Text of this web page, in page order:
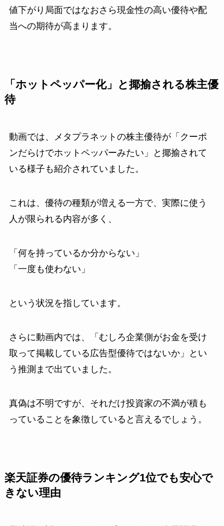
値下がり局面ではなおさら現金性の高い優待や配
当への期待が高まります。
「ホットペッパー化」と揶揄される株主優
待
動画では、メタプラネットの株主優待が「クーポ
ンだらけでホットペッパーみたい」と揶揄されて
いる様子も紹介されていました。
これは、優待の種類が増える一方で、実際に使う
人が限られる内容が多く、
「何を持っているか分からない」
「一度も使わない」
という状況を指しています。
さらに動画内では、「むしろ企業側がお金を受け
取って掲載している広告型優待ではないか」とい
う推測まで出ていました。
真偽は不明ですが、それだけ投資家の不満が積も
っていることを象徴していると言えるでしょう。
楽天証券の優待ランキング1位でも安心で
きない理由